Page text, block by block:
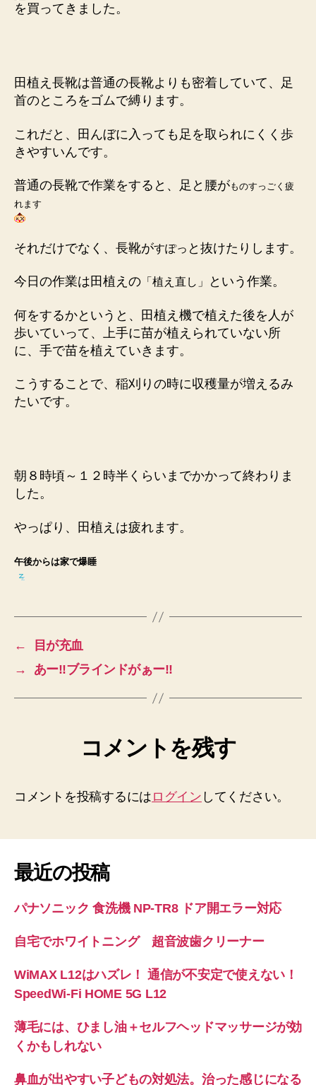
を買ってきました。
田植え長靴は普通の長靴よりも密着していて、足
首のところをゴムで縛ります。
これだと、田んぼに入っても足を取られにくく歩
きやすいんです。
普通の長靴で作業をすると、足と腰がものすっごく疲
れます
それだけでなく、長靴がすぽっ と抜けたりします。
今日の作業は田植えの 「植え直し」 という作業。
何をするかというと、田植え機で植えた後を人が
歩いていって、上手に苗が植えられていない所
に、手で苗を植えていきます。
こうすることで、稲刈りの時に収穫量が増えるみ
たいです。
朝８時頃～１２時半くらいまでかかって終わりま
した。
やっぱり、田植えは疲れます。
午後からは家で爆睡
←
目が充血
→
あー!!ブラインドがぁー!!
コメントを残す
コメントを投稿するには ログイン してください。
最近の投稿
パナソニック 食洗機 NP-TR8 ドア開エラー対応
自宅でホワイトニング 超音波歯クリーナー
WiMAX L12はハズレ！ 通信が不安定で使えない！
SpeedWi-Fi HOME 5G L12
薄毛には、ひまし油＋セルフヘッドマッサージが効
くかもしれない
鼻血が出やすい子どもの対処法。治った感じになる